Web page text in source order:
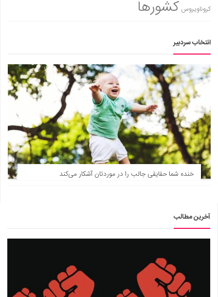
کروناویروس کشورها
انتخاب سردبیر
خنده شما حقایقی جالب را در موردتان آشکار می‌کند
آخرین مطالب